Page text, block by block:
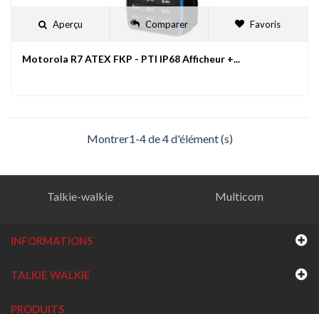
Aperçu Comparer Favoris
Motorola R7 ATEX FKP - PTI IP68 Afficheur +...
Montrer1-4 de 4 d'élément (s)
Talkie-walkie Multicom
INFORMATIONS
TALKIE WALKIE
PRODUITS